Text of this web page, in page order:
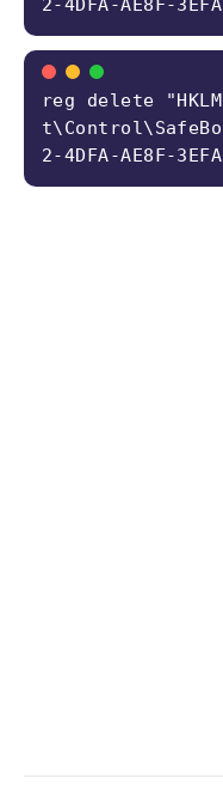
2-4DFA-AE8F-
reg delete
2-4DFA-AE8F-